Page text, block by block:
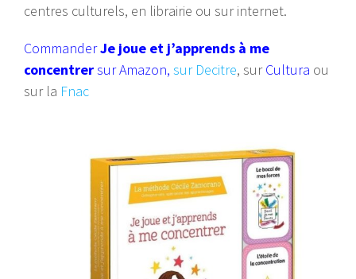
centres culturels, en librairie ou sur internet.
CommanderJe joue et j’apprends à me
concentrersur Amazon, sur Decitre, surCultura ou
sur la Fnac